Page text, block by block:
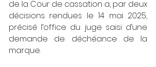
de la Cour de cassation a, par deux
décisions rendues le 14 mai 2025,
précisé l’office du juge saisi d’une
demande de déchéance de la
marque.